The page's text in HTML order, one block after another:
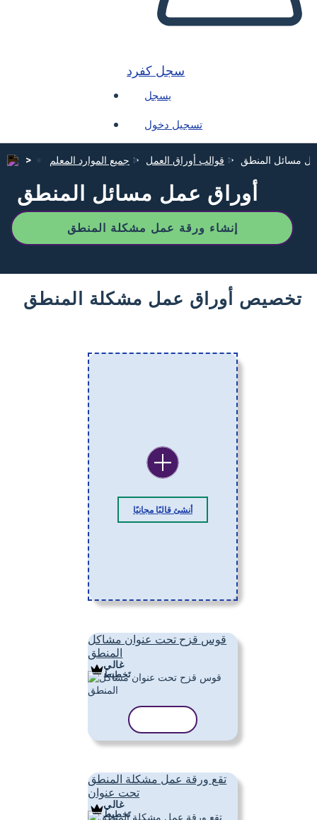
سجل كفرد
يسجل
تسجيل دخول
جميع الموارد المعلم قوالب أوراق العمل مسائل المنطق
أوراق عمل مسائل المنطق
إنشاء ورقة عمل مشكلة المنطق
تخصيص أوراق عمل مشكلة المنطق
أنشئ قالبًا مجانيًا
قوس قزح تحت عنوان مشاكل
المنطق
غالي
تَخطِيط
تقع ورقة عمل مشكلة المنطق
تحت عنوان
غالي
تَخطِيط